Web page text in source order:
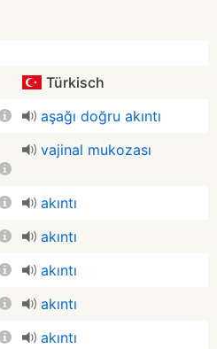
Türkisch
aşağı doğru akıntı
vajinal mukozası
akıntı
akıntı
akıntı
akıntı
akıntı